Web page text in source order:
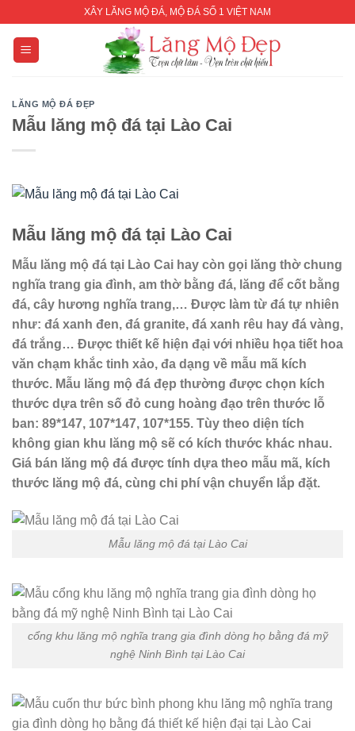
content
XÂY LĂNG MỘ ĐÁ, MỘ ĐÁ SỐ 1 VIỆT NAM
LĂNG MỘ ĐÁ ĐẸP
Mẫu lăng mộ đá tại Lào Cai
Mẫu lăng mộ đá tại Lào Cai
Mẫu lăng mộ đá tại Lào Cai hay còn gọi lăng thờ chung
nghĩa trang gia đình, am thờ bằng đá, lăng để cốt bằng
đá, cây hương nghĩa trang,… Được làm từ đá tự nhiên
như: đá xanh đen, đá granite, đá xanh rêu hay đá vàng,
đá trắng… Được thiết kế hiện đại với nhiều họa tiết hoa
văn chạm khắc tinh xảo, đa dạng về mẫu mã kích
thước. Mẫu lăng mộ đá đẹp thường được chọn kích
thước dựa trên số đỏ cung hoàng đạo trên thước lỗ
ban: 89*147, 107*147, 107*155. Tùy theo diện tích
không gian khu lăng mộ sẽ có kích thước khác nhau.
Giá bán lăng mộ đá được tính dựa theo mẫu mã, kích
thước lăng mộ đá, cùng chi phí vận chuyển lắp đặt.
Mẫu lăng mộ đá tại Lào Cai
cổng khu lăng mộ nghĩa trang gia đình dòng họ bằng đá mỹ
nghệ Ninh Bình tại Lào Cai